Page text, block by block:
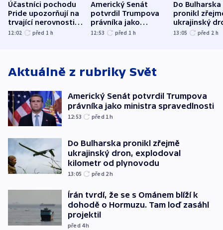
Účastníci pochodu
Pride upozorňují na
trvající nerovnosti i
společenskou
12:02 před 1 h
Americký Senát
potvrdil Trumpova
právníka jako
ministra
12:53 před 1 h
Do Bulharska
pronikl
ukrajinský
explodoval
13:05 před 2 h
Aktuálně z rubriky Svět
Americký Senát potvrdil Trumpova
právníka jako ministra spravedlnosti
12:53 před 1h
Do Bulharska pronikl zřejmě
ukrajinský dron, explodoval
kilometr od plynovodu
13:05 před 2h
Írán tvrdí, že se s Ománem blíží k
dohodě o Hormuzu. Tam loď zasáhl
projektil
před 4h